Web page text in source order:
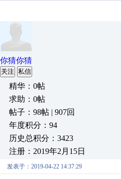
你猜你猜
关注 私信
精华：0帖
求助：0帖
帖子：98帖 | 907回
年度积分：94
历史总积分：3423
注册：2019年2月15日
发表于：2019-04-22 14:37:29